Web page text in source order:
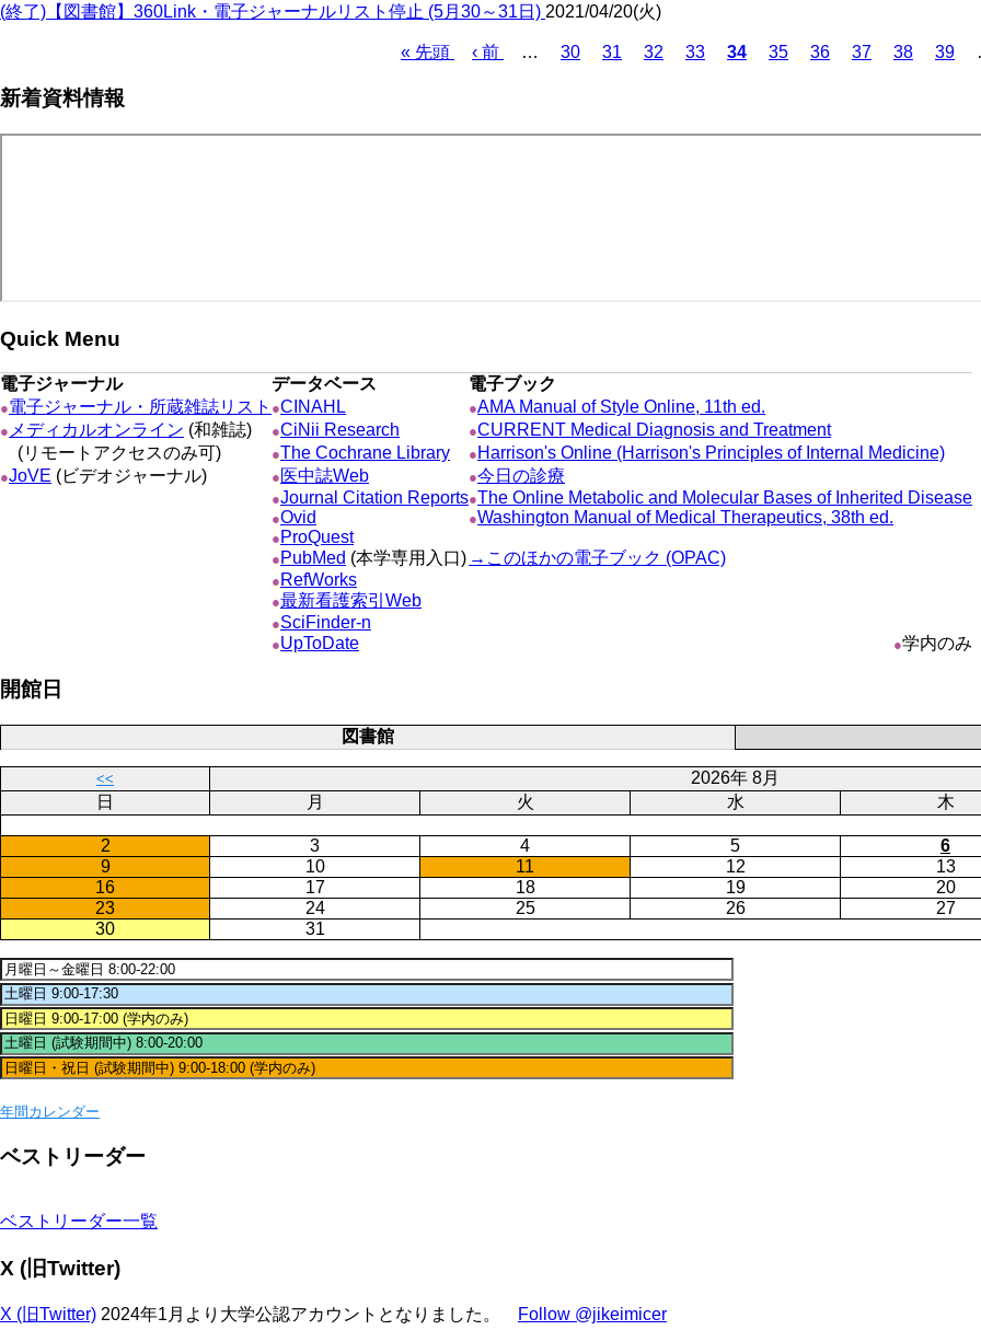
(終了)【図書館】360Link・電子ジャーナルリスト停止 (5月30～31日) 2021/04/20(火)
ー
先
« 先頭
前
‹ 前 … Page
30 Page
31 Page
32 Page
33
カ
34 Page
35 Page
36 Page
37 Page
38 Page
39
新着資料情報
Quick Menu
電子ジャーナル データベース 電子ブック
●電子ジャーナル・所蔵雑誌リスト ●CINAHL ●AMA Manual of Style Online, 11th ed.
● メディカルオンライン (和雑誌) ●CiNii Research ●CURRENT Medical Diagnosis and Treatment
(リモートアクセスのみ可)
●The Cochrane Library ● Harrison's Online (Harrison's Principles of Internal Medicine)
●JoVE (ビデオジャーナル) ● 医中誌Web ●今日の診療
●Journal Citation Reports●The Online Metabolic and Molecular Bases of Inherited Disease
●Ovid ●Washington Manual of Medical Therapeutics, 38th ed.
● ProQuest
● PubMed (本学専用入口) →このほかの電子ブック (OPAC)
● RefWorks
●最新看護索引Web
●SciFinder-n
●UpToDate ●学内のみ
開館日
図書館
<< 2026年 8月
日 月 火 水 木
2
3 4 5 6
9
10 11 12 13
16
17 18 19 20
23
24 25 26 27
30
31
年間カレンダー
ベストリーダー
ベストリーダー一覧
X (旧Twitter)
X (旧Twitter) 2024年1月より大学公認アカウントとなりました。 Follow @jikeimicer